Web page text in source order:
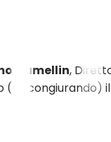
Camellin,
scongiurando)